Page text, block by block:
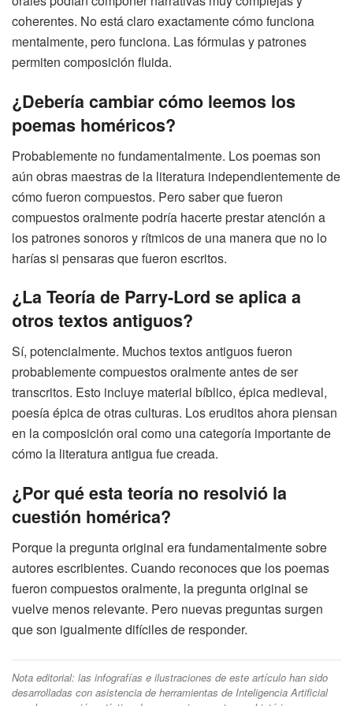
coherentes. No está claro exactamente cómo funciona
mentalmente, pero funciona. Las fórmulas y patrones
permiten composición fluida.
¿Debería cambiar cómo leemos los
poemas homéricos?
Probablemente no fundamentalmente. Los poemas son
aún obras maestras de la literatura independientemente de
cómo fueron compuestos. Pero saber que fueron
compuestos oralmente podría hacerte prestar atención a
los patrones sonoros y rítmicos de una manera que no lo
harías si pensaras que fueron escritos.
¿La Teoría de Parry-Lord se aplica a
otros textos antiguos?
Sí, potencialmente. Muchos textos antiguos fueron
probablemente compuestos oralmente antes de ser
transcritos. Esto incluye material bíblico, épica medieval,
poesía épica de otras culturas. Los eruditos ahora piensan
en la composición oral como una categoría importante de
cómo la literatura antigua fue creada.
¿Por qué esta teoría no resolvió la
cuestión homérica?
Porque la pregunta original era fundamentalmente sobre
autores escribientes. Cuando reconoces que los poemas
fueron compuestos oralmente, la pregunta original se
vuelve menos relevante. Pero nuevas preguntas surgen
que son igualmente difíciles de responder.
Nota editorial: las infografías e ilustraciones de este artículo han sido
desarrolladas con asistencia de herramientas de Inteligencia Artificial